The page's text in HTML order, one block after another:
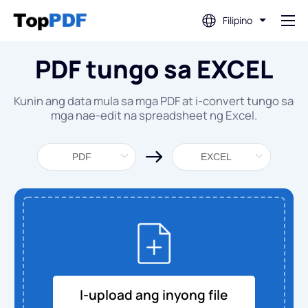
Filipino
I-edit ang PDF
I-translate ang PDF
Pagsamahin ang PDF
Hatiin ang PDF
I-compress ang PDF
I-convert Mula sa PDF
PDF tungo sa EXCEL
Kunin ang data mula sa mga PDF at i-convert tungo sa
mga nae-edit na spreadsheet ng Excel.
I-upload ang inyong file